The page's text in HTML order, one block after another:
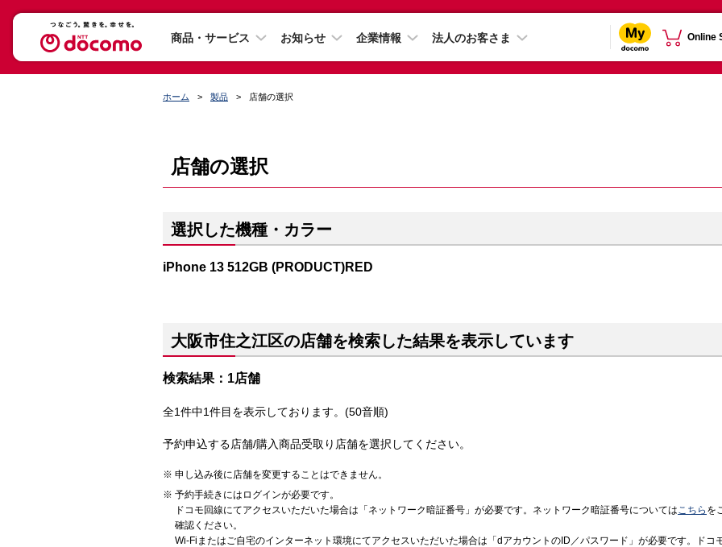
商品・サービス お知らせ 企業情報 法人のお客さま Online
ホーム 製品 店舗の選択
店舗の選択
選択した機種・カラー
iPhone 13 512GB (PRODUCT)RED
大阪市住之江区の店舗を検索した結果を表示しています
検索結果：1店舗
全1件中1件目を表示しております。(50音順)
予約申込する店舗/購入商品受取り店舗を選択してください。
申し込み後に店舗を変更することはできません。
予約手続きにはログインが必要です。
ドコモ回線にてアクセスいただいた場合は「ネットワーク暗証番号」が必要です。ネットワーク暗証番号についてはこちら を
確認ください。
Wi-Fiまたはご自宅のインターネット環境にてアクセスいただいた場合は「dアカウントのID／パスワード」が必要です。ドコ